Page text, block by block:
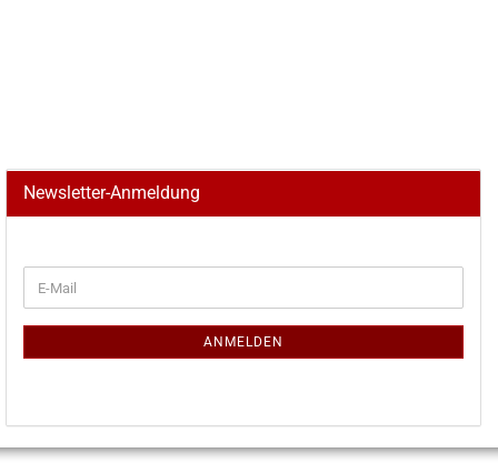
Newsletter-Anmeldung
ZUR
E-
Mail
ANMELDEN